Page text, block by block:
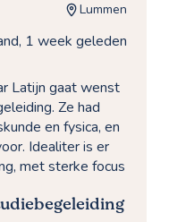
Lummen
1 week geleden
Latijn gaat wenst
Ze had
en fysica, en
Idealiter is er
met sterke focus